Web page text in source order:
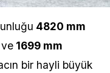
4820 mm
ve 1699 mm
bir hayli büyük